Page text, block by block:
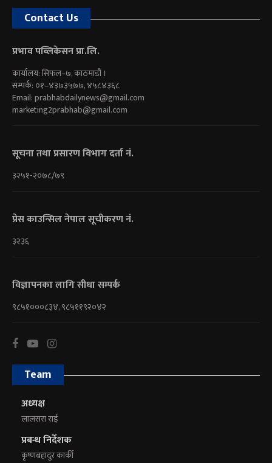
Contact Us
प्रभाव पब्लिकेसन प्रा.लि.
कार्यालय: सिफल–७, काठमाडौं ।
सम्पर्क: ०१–४३७३५७७, ४५८४३६८
Email:prabhabdailynews@gmail.com
marketing2prabhab@gmail.com
सूचना तथा प्रसारण विभाग दर्ता नं.
३२५१-२०७८/७९
प्रेस काउन्सिल नेपाल सूचीकरण नं.
३२३६
विज्ञापनका लागि सीधा सम्पर्क
९८५१०००८३४, ९८५११९२०४२
Team
अध्यक्ष
लालसरा राई
प्रबन्ध निर्देशक
कृष्णबहादुर कार्की